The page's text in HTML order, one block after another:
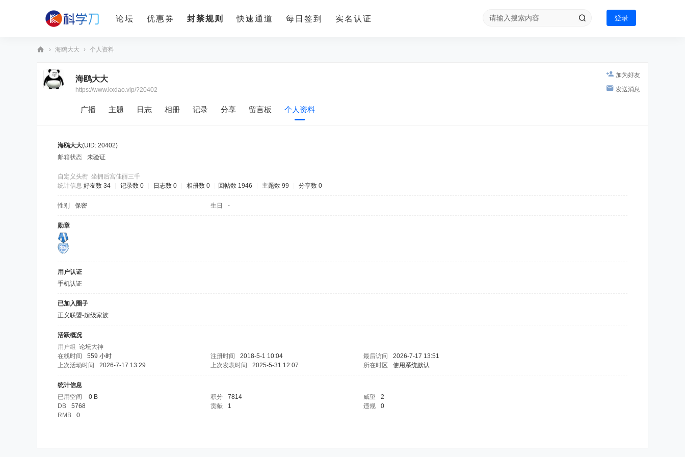
论坛 优惠券 封禁规则 快速通道 每日签到 实名认证 登录
学
› 海鸥大大 › 个人资料
加为好友
发送消息
海鸥大大
https://www.kxdao.vip/?20402
广播 主题 日志 相册 记录 分享 留言板 个人资料
海鸥大大(UID: 20402)
邮箱状态
未验证
自定义头衔 坐拥后宫佳丽三千
统计信息 好友数 34 记录数 0 日志数 0 相册数 0 回帖数 1946 主题数 99 分享数 0
性别 保密 生日 -
勋章
用户认证
手机认证
已加入圈子
正义联盟-超级家族
活跃概况
用户组 论坛大神
在线时间
559 小时 注册时间 2018-5-1 10:04 最后访问
2026-7-17 13:51
上次活动时间
2026-7-17 13:29 上次发表时间 2025-5-31 12:07 所在时区 使用系统默认
统计信息
已用空间
0 B 积分 7814 威望
2
DB
5768 贡献 1 违规
0
RMB
0